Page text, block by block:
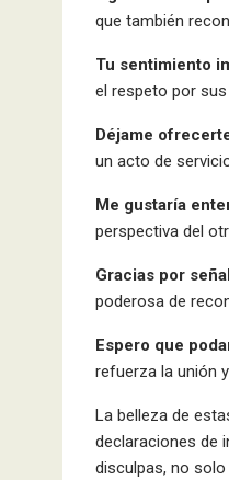
que también
Tu sentimiento
el respeto por
Déjame
un acto de
Me gustaría
perspectiva del
Gracias por
poderosa de
Espero que
refuerza la unión
La belleza de
declaraciones de
disculpas, no